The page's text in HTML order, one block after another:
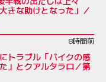
きな助けとなった」／
8時間前
トラブル「バイクの感
」とクアルタラロ／第